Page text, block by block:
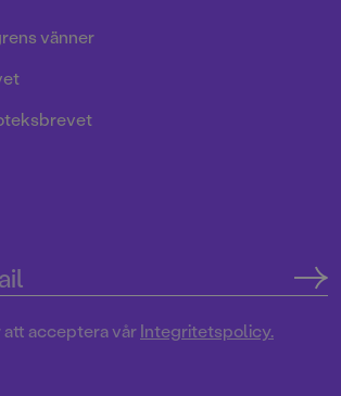
vänner
att acceptera vårIntegritetspolicy.